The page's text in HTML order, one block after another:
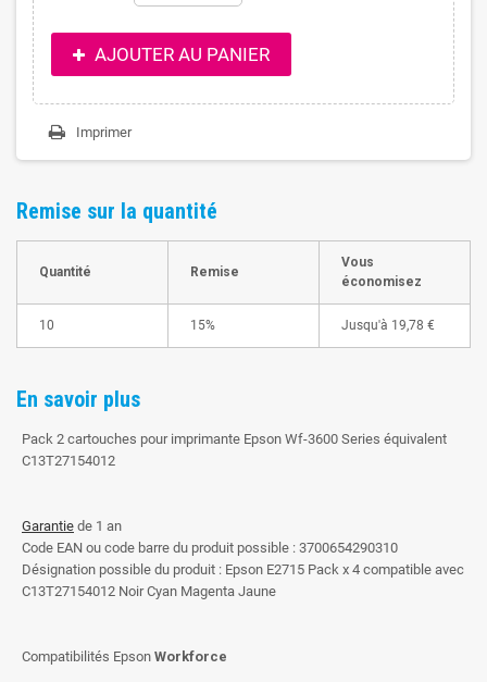
AJOUTER AU PANIER
Imprimer
Remise sur la quantité
Quantité Remise
Vous
économisez
10 15% Jusqu'à 19,78 €
En savoir plus
Pack 2 cartouches pour imprimante Epson Wf-3600 Series équivalent
C13T27154012
Garantie de 1 an
Code EAN ou code barre du produit possible : 3700654290310
Désignation possible du produit : Epson E2715 Pack x 4 compatible avec
C13T27154012 Noir Cyan Magenta Jaune
Compatibilités Epson Workforce